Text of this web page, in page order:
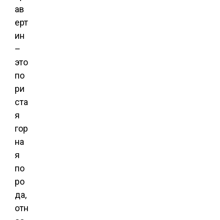
ав
ерт
ин
–
это
по
ри
ста
я
гор
на
я
по
ро
да,
отн